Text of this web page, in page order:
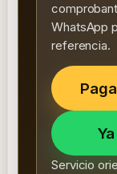
WhatsApp
referencia.
Servicio